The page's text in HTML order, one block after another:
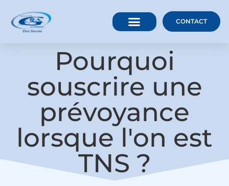
CONTACT
Pourquoi
souscrire une
prévoyance
lorsque l'on est
TNS ?